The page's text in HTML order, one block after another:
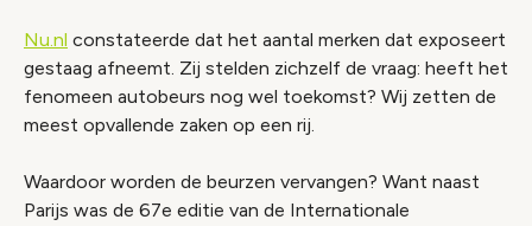
Nu.nl constateerde dat het aantal merken dat exposeert
gestaag afneemt. Zij stelden zichzelf de vraag: heeft het
fenomeen autobeurs nog wel toekomst? Wij zetten de
meest opvallende zaken op een rij.
Waardoor worden de beurzen vervangen? Want naast
Parijs was de 67e editie van de Internationale